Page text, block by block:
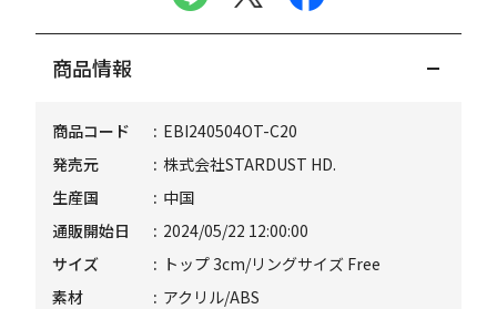
商品情報
商品コード
EBI240504OT-C20
発売元
株式会社STARDUST HD.
生産国
中国
通販開始日
2024/05/22 12:00:00
サイズ
トップ 3cm/リングサイズ Free
素材
アクリル/ABS